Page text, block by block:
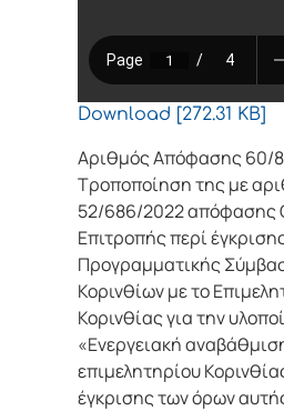
Download [272.31 KB]
Αριθμός Απόφασης 60/
Τροποποίηση της με
52/686/2022 απόφασης
Επιτροπής περί
Προγραμματικής
Κορινθίων με το
Κορινθίας για την
«Ενεργειακή
επιμελητηρίου
έγκρισης των όρων